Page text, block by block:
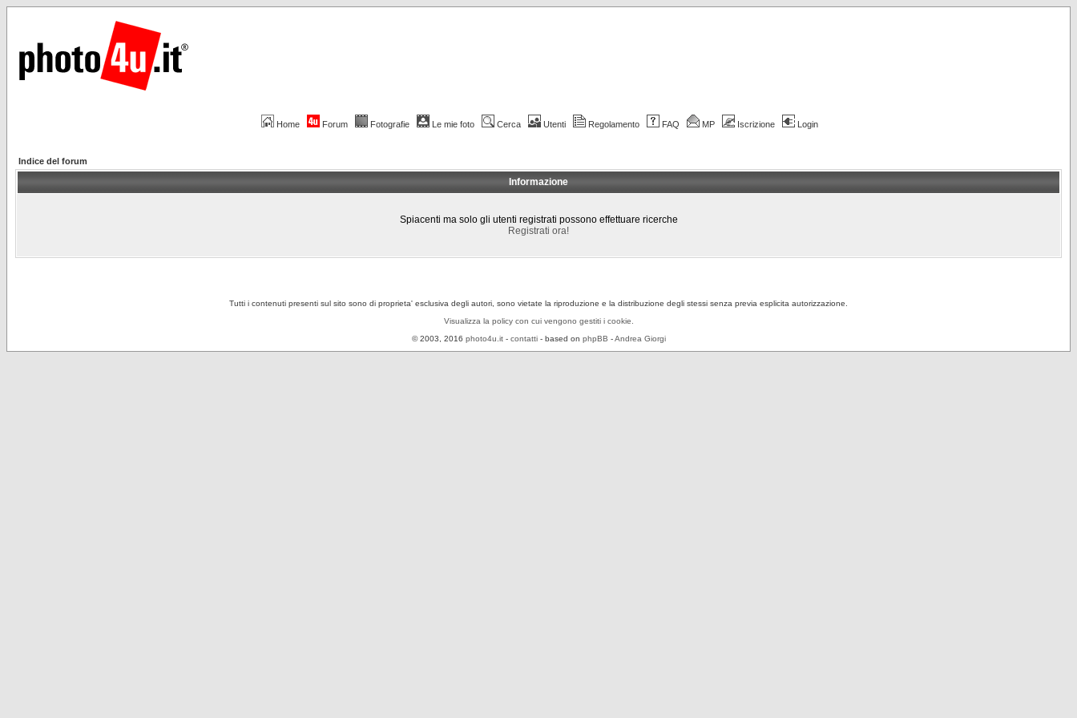
Home Forum Fotografie Le mie foto Cerca Utenti Regolamento FAQ MP Iscrizione Login
Indice del forum
Informazione
Spiacenti ma solo gli utenti registrati possono effettuare ricerche
Registrati ora!
Tutti i contenuti presenti sul sito sono di proprieta' esclusiva degli autori, sono vietate la riproduzione e la distribuzione degli stessi senza previa esplicita autorizzazione.
Visualizza la policy con cui vengono gestiti i cookie.
© 2003, 2016 photo4u.it- contatti- based on phpBB -Andrea Giorgi